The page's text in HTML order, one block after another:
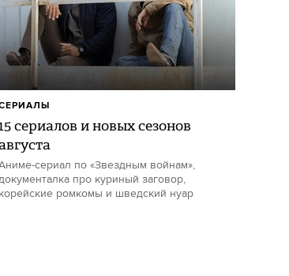
сериалов и новых сезонов
сериал по «Звездным войнам»,
про куриный заговор,
корейские ромкомы и шведский нуар